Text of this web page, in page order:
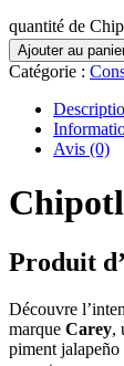
quantité de
Ajouter au
Catégorie :
Avis (0)
Produit
Découvre
marque Carey,
piment jalapeño